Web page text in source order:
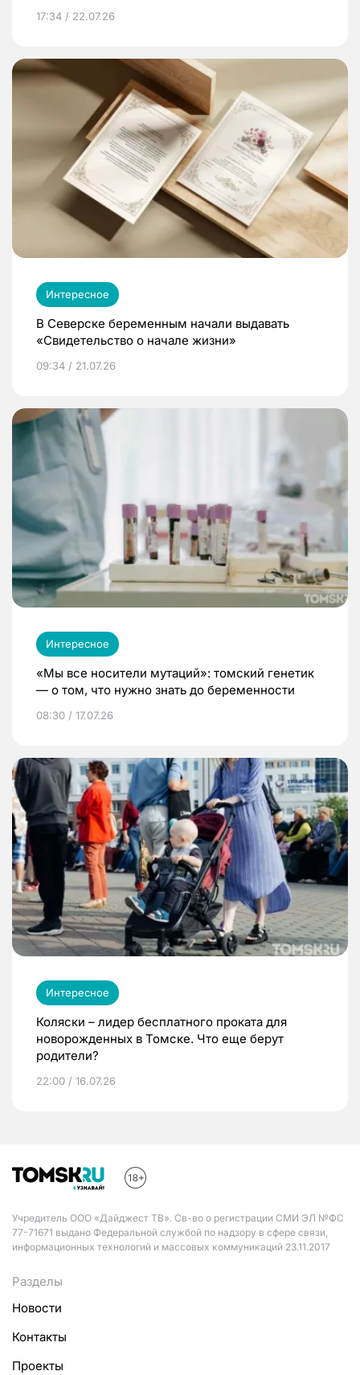
17:34 / 22.07.26
Интересное
В Северске беременным начали выдавать
«Свидетельство о начале жизни»
09:34 / 21.07.26
Интересное
«Мы все носители мутаций»: томский генетик
— о том, что нужно знать до беременности
08:30 / 17.07.26
Интересное
Коляски – лидер бесплатного проката для
новорожденных в Томске. Что еще берут
родители?
22:00 / 16.07.26
Учредитель ООО «Дайджест ТВ». Св-во о регистрации СМИ ЭЛ №ФС
77-71671 выдано Федеральной службой по надзору в сфере связи,
информационных технологий и массовых коммуникаций 23.11.2017
Разделы
Новости
Контакты
Проекты